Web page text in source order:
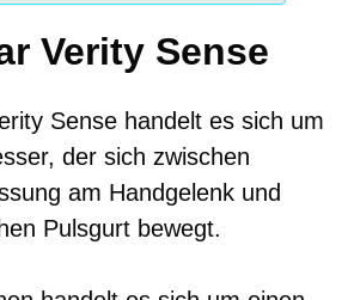
Verity Sense
Sense handelt es sich um
der sich zwischen
am Handgelenk und
Pulsgurt bewegt.